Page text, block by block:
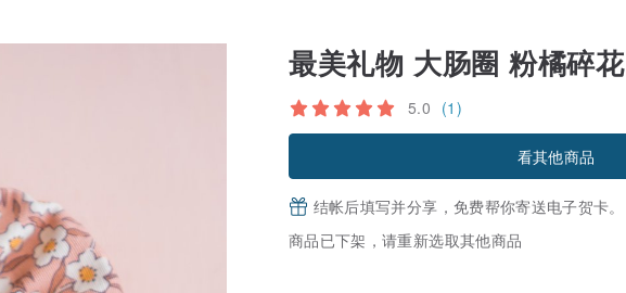
最美礼物 大肠圈 粉橘碎花
5.0 (1)
看其他商品
结帐后填写并分享，免费帮你寄送电子贺卡。
商品已下架，请重新选取其他商品